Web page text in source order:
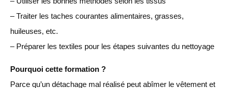
– Traiter les taches courantes alimentaires, grasses,
huileuses, etc.
– Préparer les textiles pour les étapes suivantes du nettoyage
Pourquoi cette formation ?
Parce qu’un détachage mal réalisé peut abîmer le vêtement et